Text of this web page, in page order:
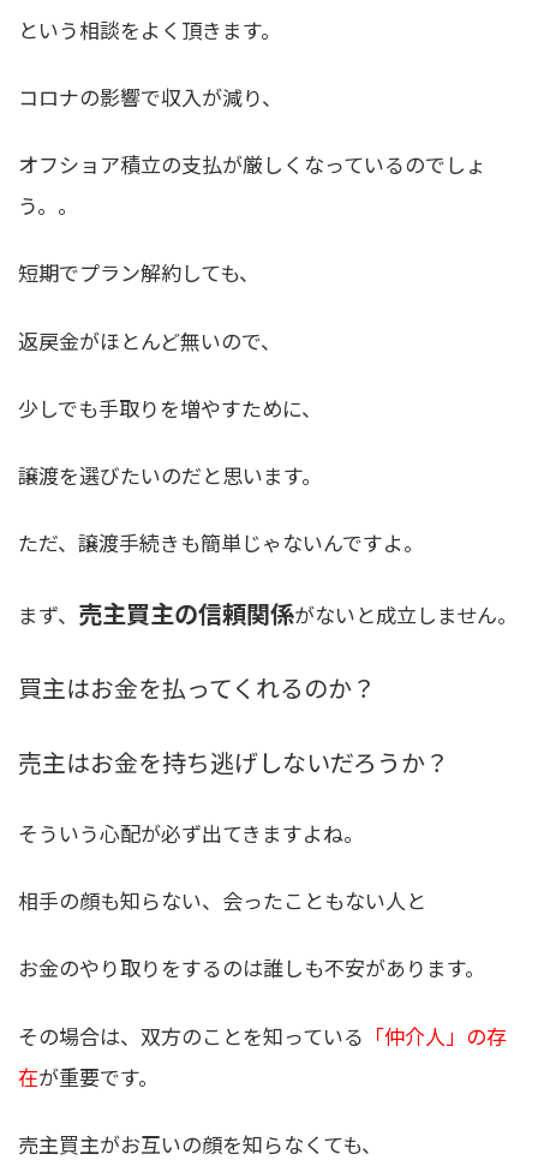
という相談をよく頂きます。
コロナの影響で収入が減り、
オフショア積立の支払が厳しくなっているのでしょ
う。。
短期でプラン解約しても、
返戻金がほとんど無いので、
少しでも手取りを増やすために、
譲渡を選びたいのだと思います。
ただ、譲渡手続きも簡単じゃないんですよ。
まず、 売主買主の信頼関係がないと成立しません。
買主はお金を払ってくれるのか？
売主はお金を持ち逃げしないだろうか？
そういう心配が必ず出てきますよね。
相手の顔も知らない、会ったこともない人と
お金のやり取りをするのは誰しも不安があります。
その場合は、双方のことを知っている 「仲介人」の存
在が重要です。
売主買主がお互いの顔を知らなくても、